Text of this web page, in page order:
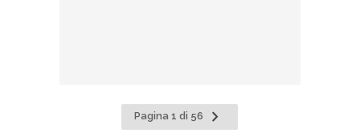
Pagina 1 di 56
Pagina
successiva